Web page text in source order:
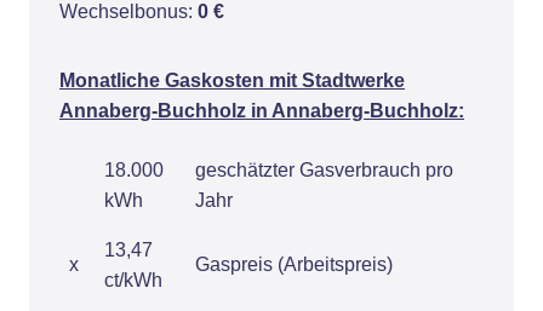
Wechselbonus: 0 €
Monatliche Gaskosten mit Stadtwerke
Annaberg-Buchholz in Annaberg-Buchholz:
18.000
kWh
geschätzter Gasverbrauch pro
Jahr
x
13,47
ct/kWh
Gaspreis (Arbeitspreis)